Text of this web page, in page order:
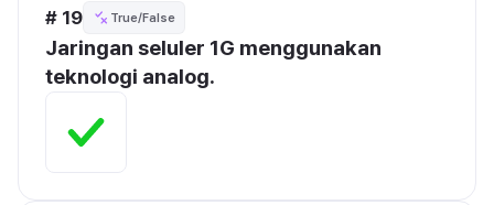
# 19 True/False
Jaringan seluler 1G menggunakan
teknologi analog.